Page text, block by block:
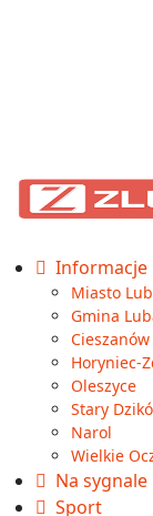
Informacje
Miasto
Gmina
Cieszanów
Horyniec-
Oleszyce
Stary
Narol
Wielkie
Na sygnale
Sport